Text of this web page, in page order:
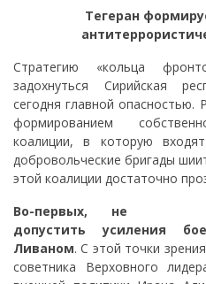
Тегеран
Стратегию «кольца
задохнуться Сирийская
сегодня главной
формированием
коалиции, в которую
добровольческие бригады
этой коалиции достаточно
Во-первых, не
допустить усиления
Ливаном. С этой точки
советника Верховного